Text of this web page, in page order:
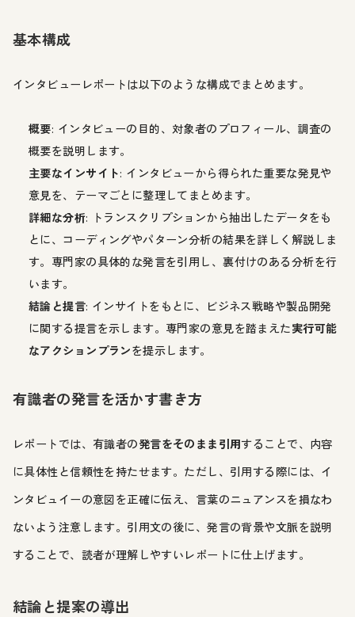
基本構成
インタビューレポートは以下のような構成でまとめます。
概要: インタビューの目的、対象者のプロフィール、調査の
概要を説明します。
主要なインサイト: インタビューから得られた重要な発見や
意見を、テーマごとに整理してまとめます。
詳細な分析: トランスクリプションから抽出したデータをも
とに、コーディングやパターン分析の結果を詳しく解説しま
す。専門家の具体的な発言を引用し、裏付けのある分析を行
います。
結論と提言: インサイトをもとに、ビジネス戦略や製品開発
に関する提言を示します。専門家の意見を踏まえた実行可能
なアクションプランを提示します。
有識者の発言を活かす書き方
レポートでは、有識者の発言をそのまま引用することで、内容
に具体性と信頼性を持たせます。ただし、引用する際には、イ
ンタビュイーの意図を正確に伝え、言葉のニュアンスを損なわ
ないよう注意します。引用文の後に、発言の背景や文脈を説明
することで、読者が理解しやすいレポートに仕上げます。
結論と提案の導出